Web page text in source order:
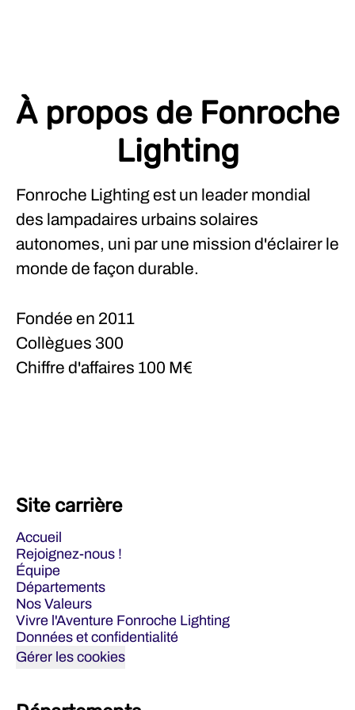
À propos de Fonroche
Lighting
Fonroche Lighting est un leader mondial
des lampadaires urbains solaires
autonomes, uni par une mission d'éclairer le
monde de façon durable.
Fondée en 2011
Collègues 300
Chiffre d'affaires 100 M€
Site carrière
Accueil
Rejoignez-nous !
Équipe
Départements
Nos Valeurs
Vivre l'Aventure Fonroche Lighting
Données et confidentialité
Gérer les cookies